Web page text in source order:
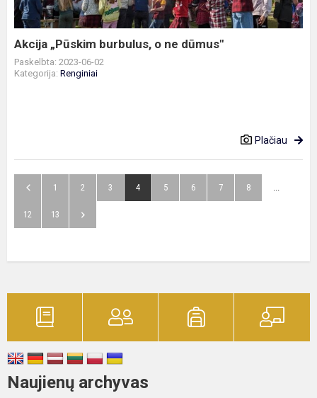
dūmus"
Akcija „Pūskim burbulus, o ne dūmus"
Paskelbta: 2023-06-02
Kategorija: Renginiai
Plačiau
1 2 3 4 5 6 7 8 ...
12 13
Naujienų archyvas